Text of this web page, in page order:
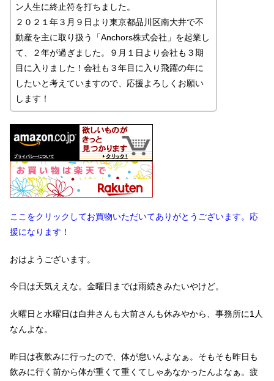
ン人生に終止符を打ちました。
２０２１年３月９日より東京都品川区南大井で不
動産を主に取り扱う「Anchors株式会社」を起業し
て、２年が過ぎました。９月１日より会社も３期
目に入りました！会社も３年目に入り飛躍の年に
したいと考えていますので、応援よろしくお願い
します！
ここをクリックしてお買物いただいてありがとうございます。応
援になります！
おはようございます。
今日は天気ええな。金曜日までは雨続きみたいやけど。
火曜日と水曜日は白井さんも大前さんも休みやから、事務所に1人
なんよな。
昨日は夜飲みに行ったので、体が怠いんよなぁ。そもそも昨日も
飲みに行く前から体が重くて重くてしゃあなかったんよなぁ。疲